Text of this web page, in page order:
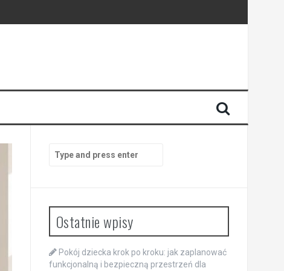
for:
Ostatnie wpisy
Pokój dziecka krok po kroku: jak zaplanować
funkcjonalną i bezpieczną przestrzeń dla